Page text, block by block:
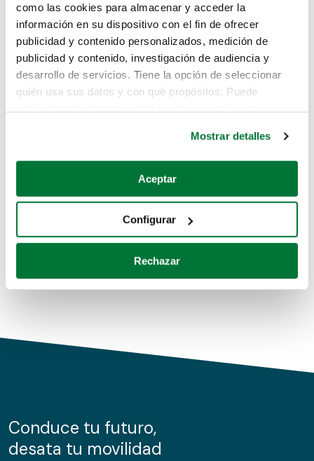
como las cookies para almacenar y acceder la
información en su dispositivo con el fin de ofrecer
publicidad y contenido personalizados, medición de
publicidad y contenido, investigación de audiencia y
desarrollo de servicios. Tiene la opción de seleccionar
quién usa sus datos y con qué propósitos. Puede
Si lo permite, también quisiéramos:
Recopilar información sobre su ubicación geográfica
Identificar su dispositivo analizándolo activamente
para buscar características específicas (huellas
Obtenga más información sobre cómo se procesan sus
de cookies.
información sobre el uso que haga del sitio web con
nuestros partners de redes sociales, publicidad y análisis
Mostrar detalles
Aceptar
Configurar
Rechazar
Lo sentimos, no sabemos como
te hemos traido hasta aquí.
Pero puedes encontrar el coche que estás
buscando en alguno de estos enlaces:
Coches de segunda mano
Coches de km0
Conduce tu futuro,
desata tu movilidad